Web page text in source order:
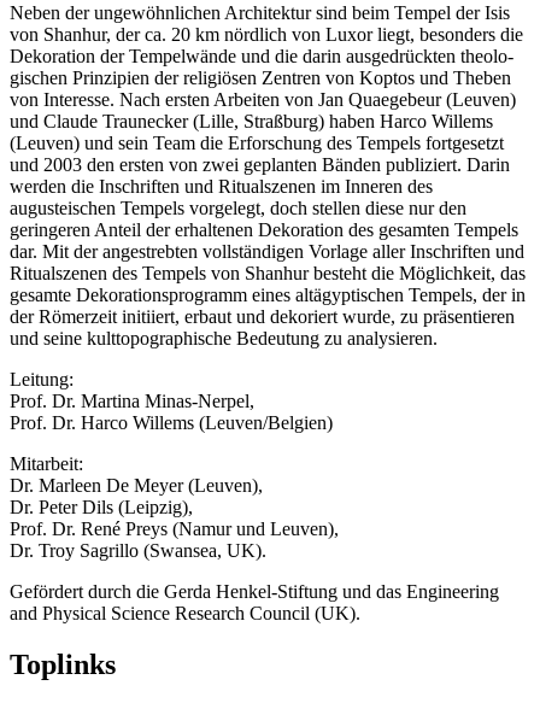
Neben der ungewöhnlichen Architektur sind beim Tempel der Isis
von Shanhur, der ca. 20 km nördlich von Luxor liegt, be­sonders die
Dekoration der Tem­pel­wände und die darin ausgedrückten theo­lo­
gischen Prin­zipien der religiösen Zentren von Koptos und Theben
von Interesse. Nach ersten Arbeiten von Jan Quaegebeur (Leuven)
und Claude Traunecker (Lille, Straßburg) haben Harco Willems
(Leuven) und sein Team die Erforschung des Tempels fortgesetzt
und 2003 den ersten von zwei geplanten Bän­den publiziert. Da­rin
wer­den die Inschriften und Ritualszenen im Inneren des
augusteischen Tempels vorgelegt, doch stellen diese nur den
geringeren Anteil der erhaltenen Dekoration des gesamten Tempels
dar. Mit der angestrebten vollständigen Vorlage aller Inschriften und
Ritualszenen des Tempels von Shanhur besteht die Möglichkeit, das
gesamte Dekorationsprogramm eines altägyptischen Tempels, der in
der Römerzeit initiiert, erbaut und dekoriert wurde, zu präsentieren
und seine kulttopographische Bedeutung zu analysieren.
Leitung:
Prof. Dr. Martina Minas-Nerpel,
Prof. Dr. Harco Willems (Leuven/Belgien)
Mitarbeit:
Dr. Marleen De Meyer (Leuven),
Dr. Peter Dils (Leipzig),
Prof. Dr. René Preys (Namur und Leuven),
Dr. Troy Sagrillo (Swansea, UK).
Gefördert durch die Gerda Henkel-Stiftung und das Engineering
and Physical Science Research Council (UK).
Toplinks